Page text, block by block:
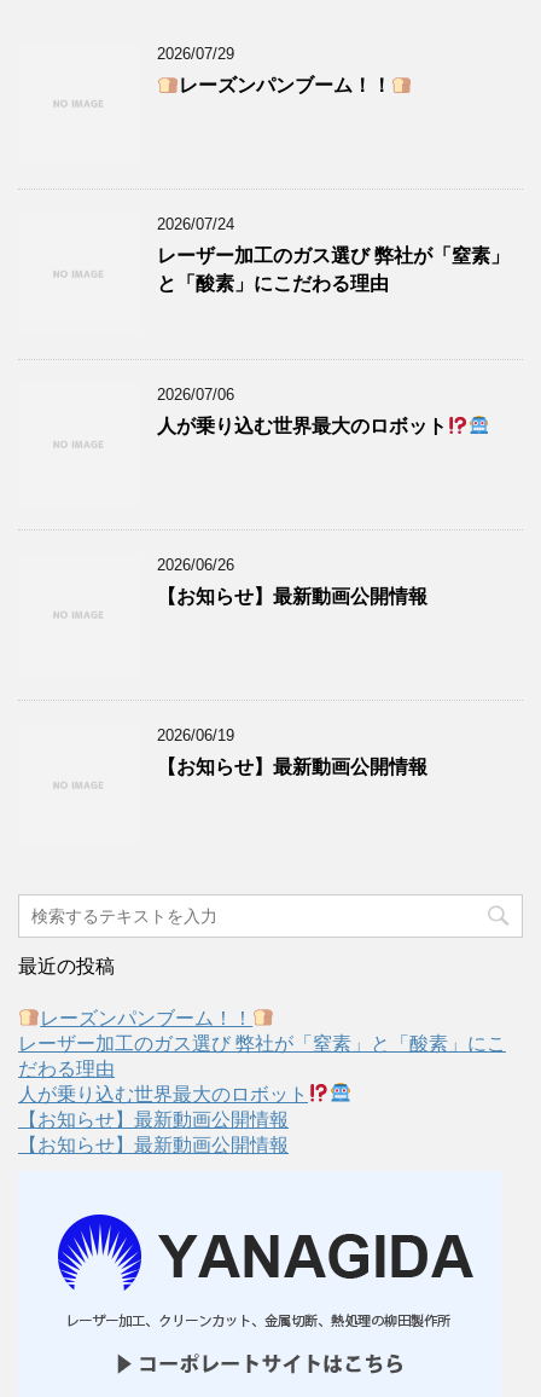
2026/07/29
レーズンパンブーム！！
2026/07/24
レーザー加工のガス選び 弊社が「窒素」
と「酸素」にこだわる理由
2026/07/06
人が乗り込む世界最大のロボット
2026/06/26
【お知らせ】最新動画公開情報
2026/06/19
【お知らせ】最新動画公開情報
最近の投稿
レーズンパンブーム！！
レーザー加工のガス選び 弊社が「窒素」と「酸素」にこ
だわる理由
人が乗り込む世界最大のロボット
【お知らせ】最新動画公開情報
【お知らせ】最新動画公開情報